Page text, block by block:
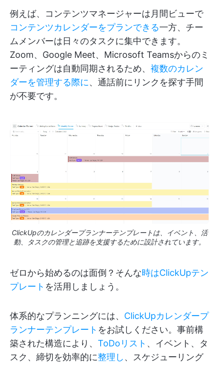
例えば、コンテンツマネージャーは月間ビューで
コンテンツカレンダーをプランできる一方、チー
ムメンバーは日々のタスクに集中できます。
Zoom、Google Meet、Microsoft Teamsからのミ
ーティングは自動同期されるため、 複数のカレン
ダーを管理する際に、通話前にリンクを探す手間
が不要です。
ClickUpのカレンダープランナーテンプレートは、イベント、活
動、タスクの管理と追跡を支援するために設計されています。
ゼロから始めるのは面倒？そんな時はClickUpテン
プレート を活用しましょう。
体系的なプランニングには、 ClickUpカレンダープ
ランナーテンプレート をお試しください。事前構
築された構造により、 ToDoリスト 、イベント、タ
スク、締切を効率的に整理し 、スケジューリング